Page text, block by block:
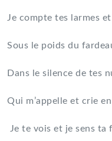
Je compte tes larmes
Sous le poids du
Dans le silence de tes
Qui m’appelle et crie
Je te vois et je sens